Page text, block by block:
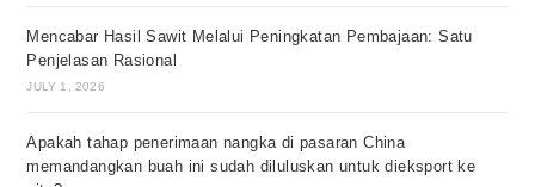
Mencabar Hasil Sawit Melalui Peningkatan Pembajaan: Satu
Penjelasan Rasional
JULY 1, 2026
Apakah tahap penerimaan nangka di pasaran China
memandangkan buah ini sudah diluluskan untuk dieksport ke